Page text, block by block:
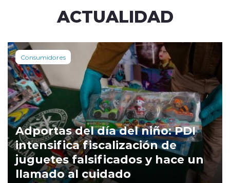
ACTUALIDAD
Consumidores
Adportas del día del niño: PDI
intensifica fiscalización de
juguetes falsificados y hace un
llamado al cuidado